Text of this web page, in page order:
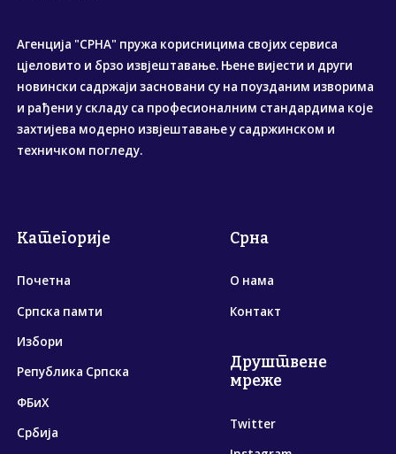
Агенција "СРНА" пружа корисницима својих сервиса
цјеловито и брзо извјештавање. Њене вијести и други
новински садржаји засновани су на поузданим изворима
и рађени у складу са професионалним стандардима које
захтијева модерно извјештавање у садржинском и
техничком погледу.
Категорије
Почетна
Српска памти
Избори
Република Српска
ФБиХ
Србија
Срна
О нама
Контакт
Друштвене
мреже
Twitter